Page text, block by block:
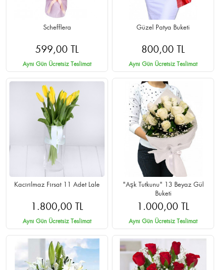
Schefflera
599,00 TL
Aynı Gün Ücretsiz Teslimat
Güzel Patya Buketi
800,00 TL
Aynı Gün Ücretsiz Teslimat
Kacırılmaz Fırsat 11 Adet Lale
1.800,00 TL
Aynı Gün Ücretsiz Teslimat
"Aşk Tutkunu" 13 Beyaz Gül
Buketi
1.000,00 TL
Aynı Gün Ücretsiz Teslimat